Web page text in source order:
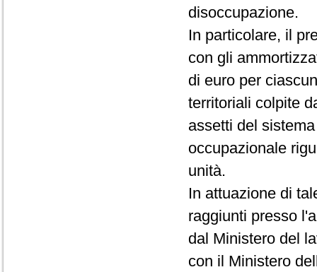
disoccupazione.
In particolare, il
con gli
di euro per
territoriali colpite
assetti del
occupazionale
unità.
In attuazione di
raggiunti presso
dal Ministero del
con il Ministero